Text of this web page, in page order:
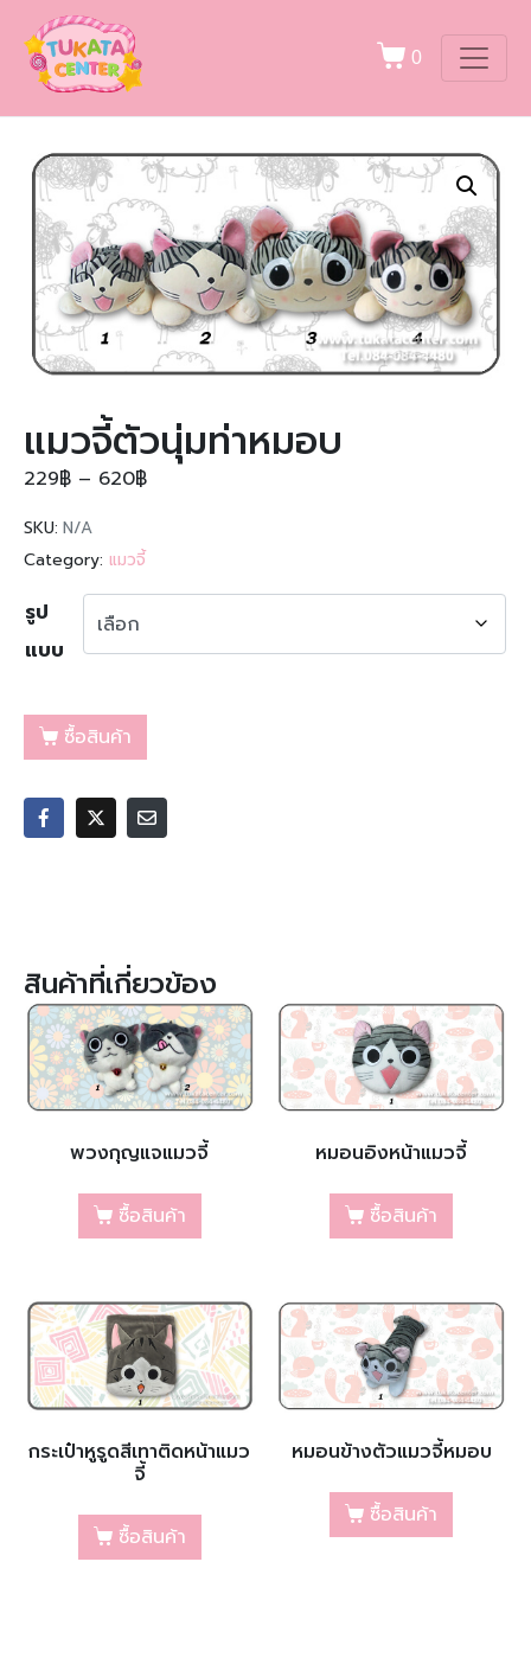
0
แมวจี้ตัวนุ่มท่าหมอบ
229฿ – 620฿
SKU: N/A
Category: แมวจี้
รูป
แบบ
ซื้อสินค้า
สินค้าที่เกี่ยวข้อง
พวงกุญแจแมวจี้
ซื้อสินค้า
หมอนอิงหน้าแมวจี้
ซื้อสินค้า
กระเป๋าหูรูดสีเทาติดหน้าแมว
จี้
ซื้อสินค้า
หมอนข้างตัวแมวจี้หมอบ
ซื้อสินค้า